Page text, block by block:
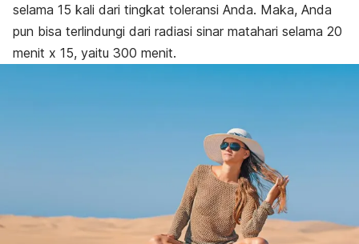
selama 15 kali dari tingkat toleransi Anda. Maka, Anda
pun bisa terlindungi dari radiasi sinar matahari selama 20
menit x 15, yaitu 300 menit.